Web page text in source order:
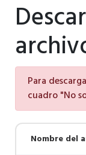
Para
cuadro "No
Nombre del